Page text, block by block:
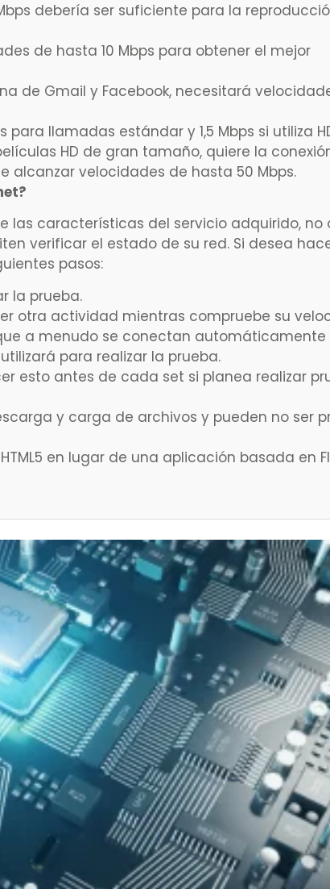
debería ser suficiente para la
de hasta 10 Mbps para obtener el mejor
de Gmail y Facebook, necesitará
para llamadas estándar y 1,5 Mbps si utiliza
HD de gran tamaño, quiere la
alcanzar velocidades de hasta 50 Mbps.
las características del servicio adquirido, no
verificar el estado de su red. Si desea
pasos:
la prueba.
otra actividad mientras compruebe su
a menudo se conectan automáticamente
para realizar la prueba.
esto antes de cada set si planea realizar
y carga de archivos y pueden no ser
en lugar de una aplicación basada en